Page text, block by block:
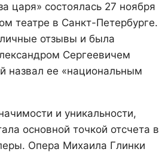
царя» состоялась 27 ноября
театре в Санкт-Петербурге.
отзывы и была
Сергеевичем
назвал ее «национальным
и уникальности,
основной точкой отсчета в
Опера Михаила Глинки